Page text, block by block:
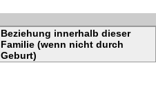
Beziehung innerhalb dieser
Familie (wenn nicht durch
Geburt)